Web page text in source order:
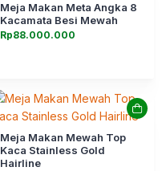
Meja Makan Meta Angka 8
Kacamata Besi Mewah
Rp88.000.000
Meja Makan Mewah Top
Kaca Stainless Gold
Hairline